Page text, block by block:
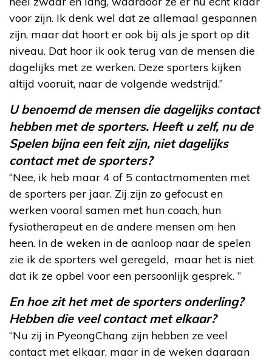
voor zijn. Ik denk wel dat ze allemaal gespannen
zijn, maar dat hoort er ook bij als je sport op dit
niveau. Dat hoor ik ook terug van de mensen die
dagelijks met ze werken. Deze sporters kijken
altijd vooruit, naar de volgende wedstrijd.”
U benoemd de mensen die dagelijks contact
hebben met de sporters. Heeft u zelf, nu de
Spelen bijna een feit zijn, niet dagelijks
contact met de sporters?
“Nee, ik heb maar 4 of 5 contactmomenten met
de sporters per jaar. Zij zijn zo gefocust en
werken vooral samen met hun coach, hun
fysiotherapeut en de andere mensen om hen
heen. In de weken in de aanloop naar de spelen
zie ik de sporters wel geregeld, maar het is niet
dat ik ze opbel voor een persoonlijk gesprek. ”
En hoe zit het met de sporters onderling?
Hebben die veel contact met elkaar?
“Nu zij in PyeongChang zijn hebben ze veel
contact met elkaar, maar in de weken daaraan